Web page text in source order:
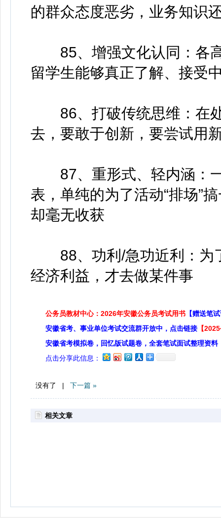
的群众态度恶劣，业务知识
85、增强文化认同：各高
留学生能够真正了解、接受
86、打破传统思维：在处
去，要敢于创新，要尝试用
87、重形式、轻内涵：一
表，单纯的为了活动“排场”
却毫无收获
88、功利/急功近利：为
经济利益，才去做某件事
公务员教材中心：2026年安徽公务员考试用书 【赠送笔
安徽省考、事业单位考试交流群开放中，点击链接 【
安徽省考模拟卷，回忆版试题卷，全套笔试面试整理资料
点击分享此信息：
没有了 | 下一篇 »
相关文章